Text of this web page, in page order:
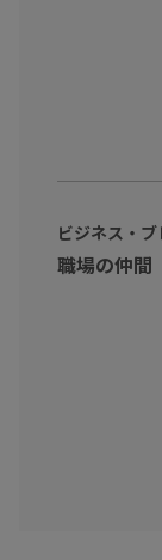
へのアップデー
※動画内のデータ
ビジネス・
職場の仲間